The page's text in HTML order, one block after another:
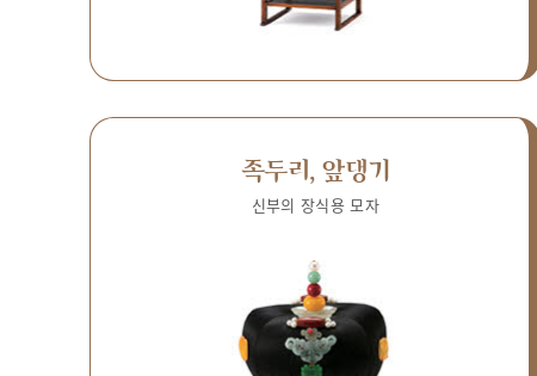
족두리, 앞댕기
신부의 장식용 모자